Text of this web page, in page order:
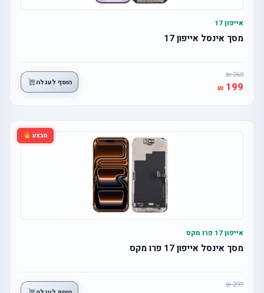
אייפון 17
מסך אינסל אייפון 17
260
199 הוסף לעגלה
מבצע
אייפון 17 פרו מקס
מסך אינסל אייפון 17 פרו מקס
299